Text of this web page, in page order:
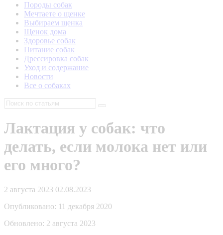
Породы собак
Мечтаете о щенке
Выбираем щенка
Щенок дома
Здоровье собак
Питание собак
Дрессировка собак
Уход и содержание
Новости
Все о собаках
Лактация у собак: что
делать, если молока нет или
его много?
2 августа 2023 02.08.2023
Опубликовано: 11 декабря 2020
Обновлено: 2 августа 2023